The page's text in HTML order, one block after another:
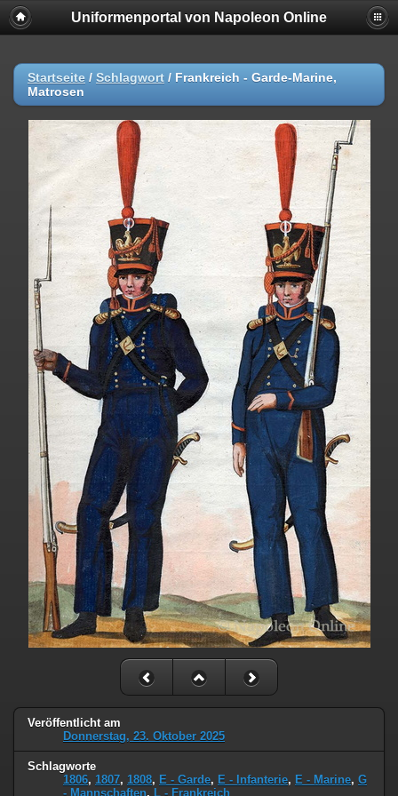
Uniformenportal von Napoleon Online
Startseite / Schlagwort / Frankreich - Garde-Marine,
Matrosen
Veröffentlicht am
Donnerstag, 23. Oktober 2025
Schlagworte
1806, 1807, 1808, E - Garde, E - Infanterie, E - Marine, G
- Mannschaften, L - Frankreich